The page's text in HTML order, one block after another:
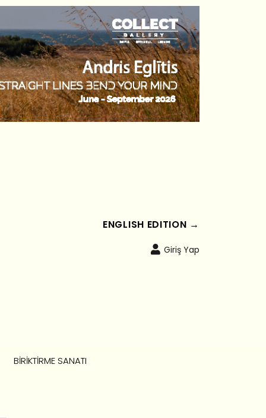
ENGLISH EDITION →
Giriş Yap
BIRIKTIRME SANATI